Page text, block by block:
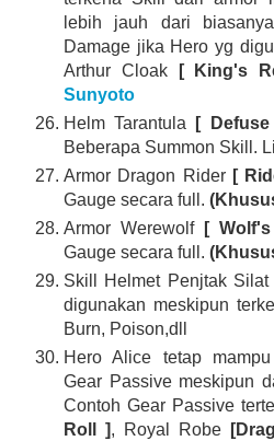
lebih jauh dari
Damage jika Hero yg
Arthur Cloak[ King's
Sunyoto
Helm Tarantula
[ Defuse
Beberapa Summon Skill.
Armor Dragon Rider [
Gauge secara full.
Armor Werewolf[ Wolf's
Gauge secara full.
Skill Helmet Penjtak Silat
digunakan meskipun
Burn, Poison,dll
Hero Alice tetap
Gear Passive meskipun
Contoh Gear Passive
Roll ], Royal Robe